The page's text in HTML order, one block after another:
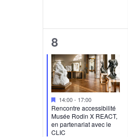
1
évènement,
8
Mis
en
avant
14:00- 17:00
Rencontre accessibilité
Musée Rodin X REACT,
en partenariat avec le
CLIC